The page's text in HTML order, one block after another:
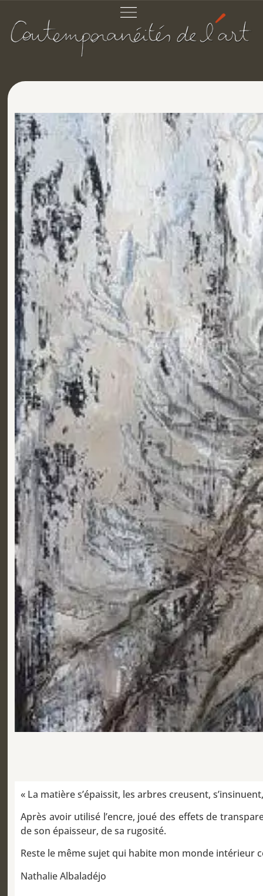
« La matière s’épaissit, les arbres creusent,
Après avoir utilisé l’encre, joué des effets de
de son épaisseur, de sa rugosité.
Reste le même sujet qui habite mon monde intérieur
Nathalie Albaladéjo